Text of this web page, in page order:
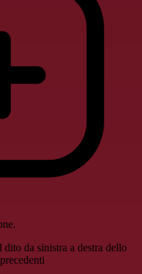
da sinistra a destra dello